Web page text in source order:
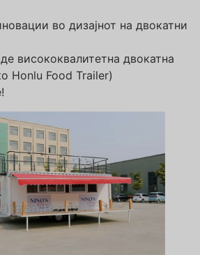
во дизајнот на двокатни
висококвалитетна двокатна
Honlu Food Trailer)